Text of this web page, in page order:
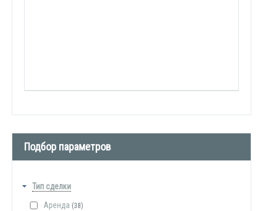
Подбор параметров
Тип сделки
Аренда (38)